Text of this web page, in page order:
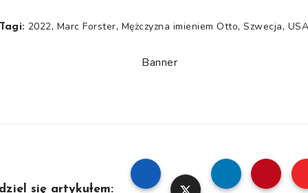
2022, Marc Forster, Mężczyzna imieniem Otto,Szwecja,
się artykułem: